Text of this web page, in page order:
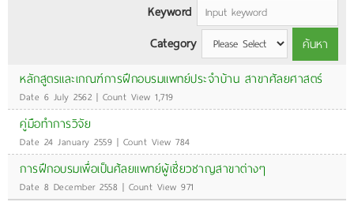
Keyword
Category
ค้นหา
หลักสูตรและเกณฑ์การฝึกอบรมแพทย์ประจําบ้าน สาขาศัลยศาสตร์
Date 6 July 2562 | Count View 1,719
คู่มือทำการวิจัย
Date 24 January 2559 | Count View 784
การฝึกอบรมเพื่อเป็นศ้ลยแพทย์ผู้เชี่ยวชาญสาขาต่างๆ
Date 8 December 2558 | Count View 971